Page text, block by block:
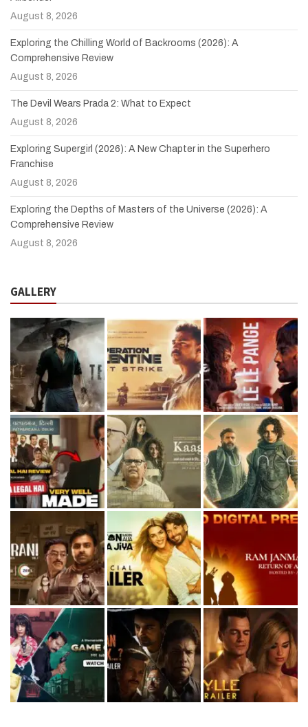
August 8, 2026
Exploring the Chilling World of Backrooms (2026): A
Comprehensive Review
August 8, 2026
The Devil Wears Prada 2: What to Expect
August 8, 2026
Exploring Supergirl (2026): A New Chapter in the Superhero
Franchise
August 8, 2026
Exploring the Depths of Masters of the Universe (2026): A
Comprehensive Review
August 8, 2026
GALLERY